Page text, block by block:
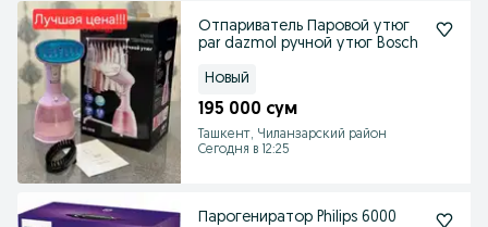
Отпариватель Паровой утюг
par dazmol ручной утюг Bosch
Новый
195 000 сум
Ташкент, Чиланзарский район
Сегодня в 12:25
Парогениратор Philips 6000